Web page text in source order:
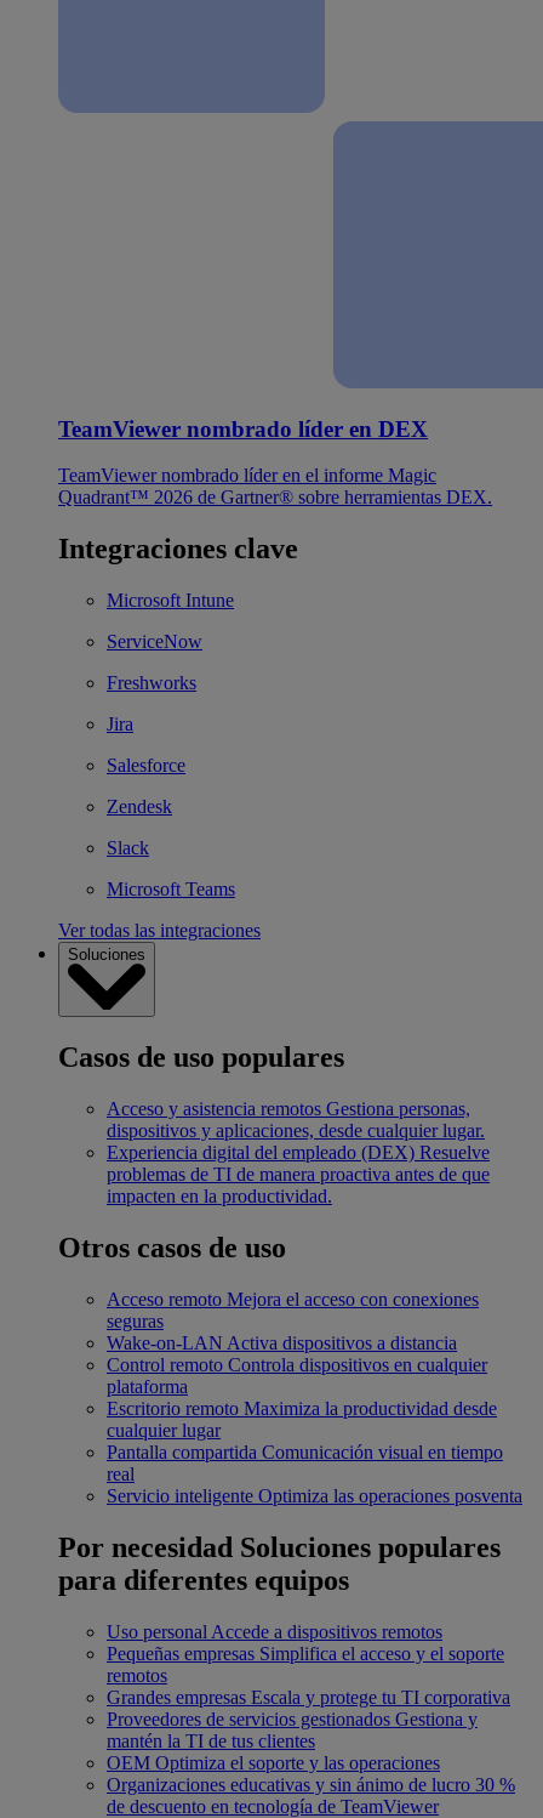
TeamViewer nombrado líder en DEX
TeamViewer nombrado líder en el informe Magic
Quadrant™ 2026 de Gartner® sobre herramientas DEX.
Integraciones clave
Microsoft Intune
ServiceNow
Freshworks
Jira
Salesforce
Zendesk
Slack
Microsoft Teams
Ver todas las integraciones
Soluciones
Casos de uso populares
Acceso y asistencia remotos Gestiona personas,
dispositivos y aplicaciones, desde cualquier lugar.
Experiencia digital del empleado (DEX) Resuelve
problemas de TI de manera proactiva antes de que
impacten en la productividad.
Otros casos de uso
Acceso remoto Mejora el acceso con conexiones
seguras
Wake-on-LAN Activa dispositivos a distancia
Control remoto Controla dispositivos en cualquier
plataforma
Escritorio remoto Maximiza la productividad desde
cualquier lugar
Pantalla compartida Comunicación visual en tiempo
real
Servicio inteligente Optimiza las operaciones posventa
Por necesidad Soluciones populares
para diferentes equipos
Uso personal Accede a dispositivos remotos
Pequeñas empresas Simplifica el acceso y el soporte
remotos
Grandes empresas Escala y protege tu TI corporativa
Proveedores de servicios gestionados Gestiona y
mantén la TI de tus clientes
OEM Optimiza el soporte y las operaciones
Organizaciones educativas y sin ánimo de lucro 30 %
de descuento en tecnología de TeamViewer